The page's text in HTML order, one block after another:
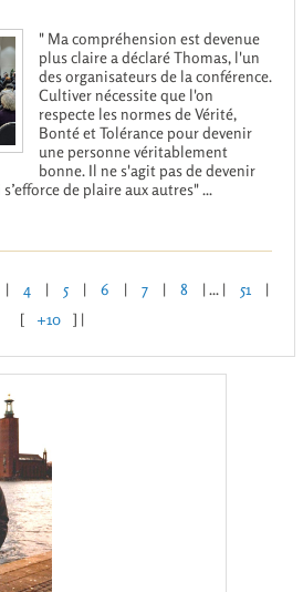
" Ma compréhension est devenue
plus claire a déclaré Thomas, l'un
des organisateurs de la conférence.
Cultiver nécessite que l'on
respecte les normes de Vérité,
Bonté et Tolérance pour devenir
une personne véritablement
bonne. Il ne s'agit pas de devenir
de plaire aux autres" ...
| 4 | 5 | 6 | 7 | 8 | ... | 51
|
[
+10 ] |